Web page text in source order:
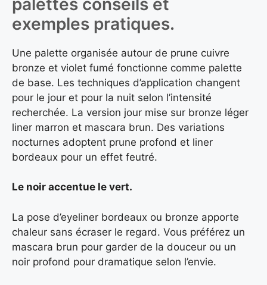
palettes conseils et
exemples pratiques.
Une palette organisée autour de prune cuivre
bronze et violet fumé fonctionne comme palette
de base. Les techniques d’application changent
pour le jour et pour la nuit selon l’intensité
recherchée. La version jour mise sur bronze léger
liner marron et mascara brun. Des variations
nocturnes adoptent prune profond et liner
bordeaux pour un effet feutré.
Le noir accentue le vert.
La pose d’eyeliner bordeaux ou bronze apporte
chaleur sans écraser le regard. Vous préférez un
mascara brun pour garder de la douceur ou un
noir profond pour dramatique selon l’envie.